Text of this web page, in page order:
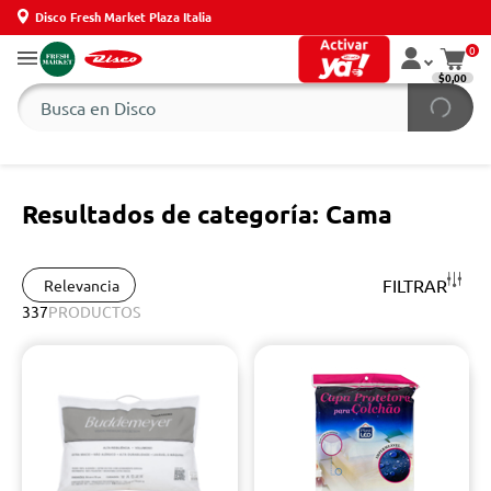
Disco Fresh Market Plaza Italia
0
$0,00
Resultados de categoría: Cama
Relevancia FILTRAR
337PRODUCTOS